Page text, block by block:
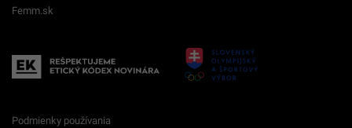
Femm.sk
Podmienky používania